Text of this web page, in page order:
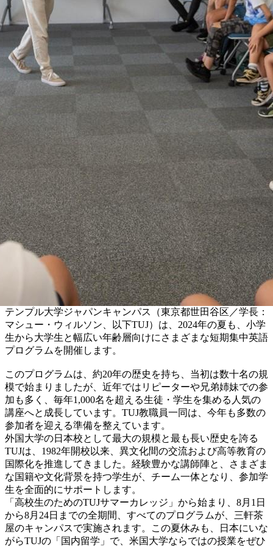
テンプル大学ジャパンキャンパス（東京都世田谷区／学長：
マシュー・ウィルソン、以下TUJ）は、2024年の夏も、小学
生から大学生と幅広い年齢層向けにさまざまな短期集中英語
プログラムを開催します。
このプログラムは、約20年の歴史を持ち、当初は数十名の規
模で始まりましたが、近年ではリピーターや兄弟姉妹での参
加も多く、毎年1,000名を超える生徒・学生を集める人気の
講座へと成長しています。TUJ教職員一同は、今年も多数の
参加者を迎える準備を整えています。
外国大学の日本校として最大の規模と最も長い歴史を誇る
TUJは、1982年開校以来、異文化間の交流および高等教育の
国際化を推進してきました。経験豊かな講師陣と、さまざま
な国籍や文化背景を持つ学生が、チーム一体となり、参加学
生を全面的にサポートします。
「高校生のためのTUJサマーカレッジ」から始まり、8月1日
から8月24日までの全期間、すべてのプログラムが、三軒茶
屋のキャンパスで実施されます。この夏休みも、日本にいな
がらTUJの「国内留学」で、米国大学ならではの授業をぜひ